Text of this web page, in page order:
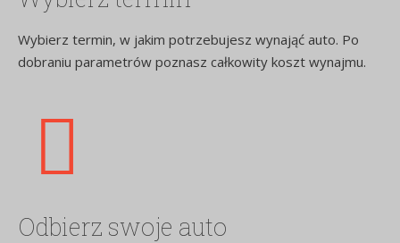
Wybierz termin, w jakim potrzebujesz wynająć auto. Po
dobraniu parametrów poznasz całkowity koszt wynajmu.
Odbierz swoje auto